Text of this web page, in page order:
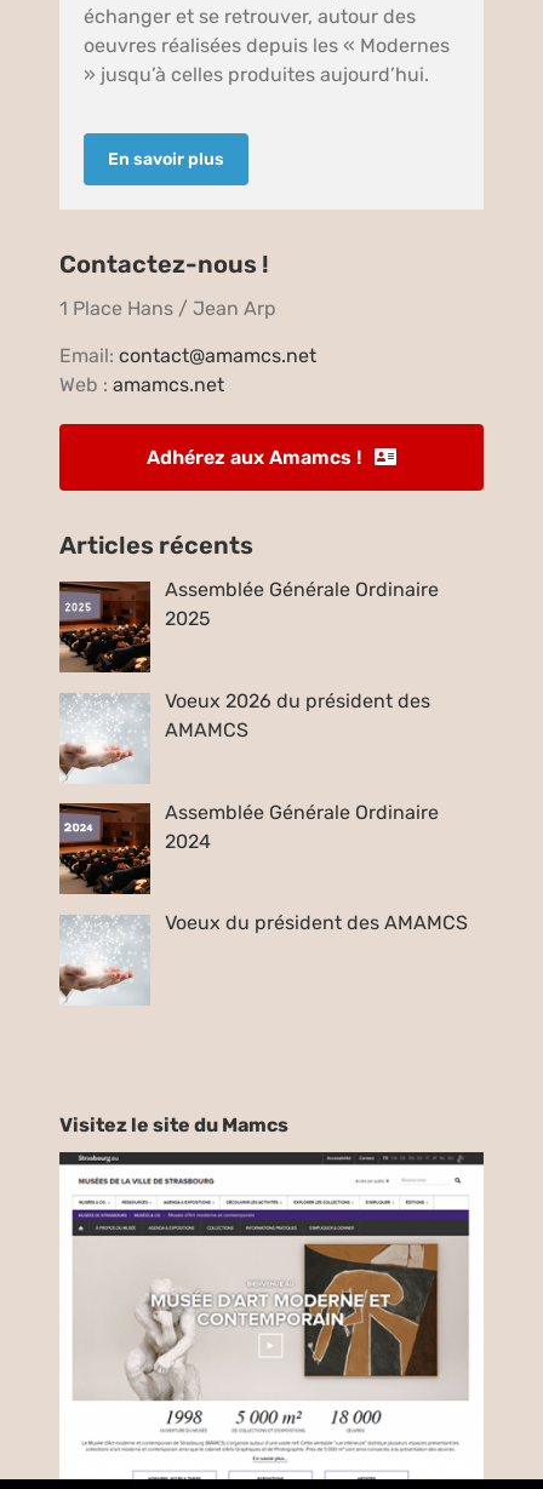
échanger et se retrouver, autour des
oeuvres réalisées depuis les « Modernes
» jusqu’à celles produites aujourd’hui.
En savoir plus
Contactez-nous !
1 Place Hans / Jean Arp
Email:contact@amamcs.net
Web :amamcs.net
Adhérez aux Amamcs !
Articles récents
Assemblée Générale Ordinaire
2025
Voeux 2026 du président des
AMAMCS
Assemblée Générale Ordinaire
2024
Voeux du président des AMAMCS
Visitez le site du Mamcs